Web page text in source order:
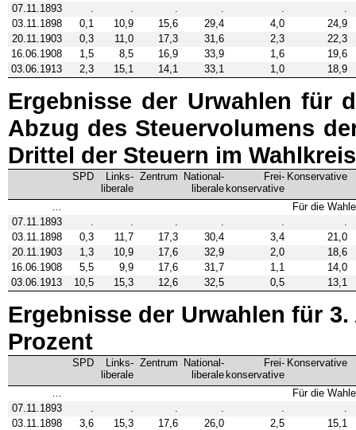
07.11.1893
. . . . .
.
03.11.1898
0,1 10,9 15,6 29,4 4,0
24,9
20.11.1903
0,3 11,0 17,3 31,6 2,3
22,3
16.06.1908
1,5 8,5 16,9 33,9 1,6
19,6
03.06.1913
2,3 15,1 14,1 33,1 1,0 18,9
Ergebnisse der Urwahlen für
Abzug des Steuervolumens
Drittel der Steuern im
SPD
Links­
liberale
Zentrum
National­
liberale
Frei­
konservative
Konservative
…
Für die
07.11.1893
. . . . .
.
03.11.1898
0,3 11,7 17,3 30,4 3,4
21,0
20.11.1903
1,3 10,9 17,6 32,9 2,0
18,6
16.06.1908
5,5 9,9 17,6 31,7 1,1
14,0
03.06.1913
10,5 15,3 12,6 32,5 0,5 13,1
Ergebnisse der Urwahlen für
Prozent
SPD
Links­
liberale
Zentrum
National­
liberale
Frei­
konservative
Konservative
…
Für die
07.11.1893
. . . . .
.
03.11.1898
3,6 15,3 17,6 26,0 2,5
15,1